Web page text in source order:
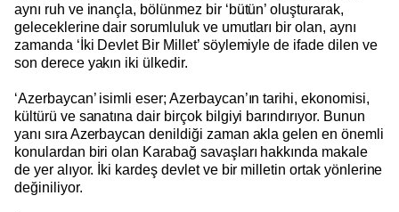
aynı ruh ve inançla, bölünmez bir ‘bütün’ oluşturarak,
geleceklerine dair sorumluluk ve umutları bir olan, aynı
zamanda ‘İki Devlet Bir Millet’ söylemiyle de ifade dilen ve
son derece yakın iki ülkedir.
‘Azerbaycan’ isimli eser; Azerbaycan’ın tarihi, ekonomisi,
kültürü ve sanatına dair birçok bilgiyi barındırıyor. Bunun
yanı sıra Azerbaycan denildiği zaman akla gelen en önemli
konulardan biri olan Karabağ savaşları hakkında makale
de yer alıyor. İki kardeş devlet ve bir milletin ortak yönlerine
değiniliyor.